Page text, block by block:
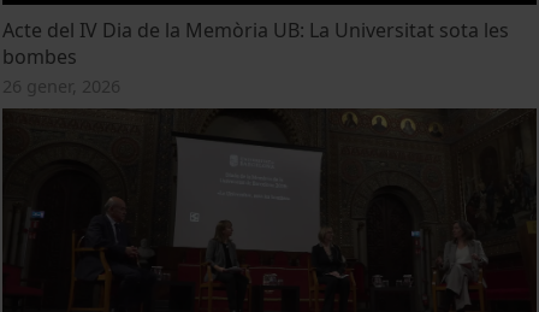
Acte del IV Dia de la Memòria UB: La Universitat sota les
bombes
26 gener, 2026